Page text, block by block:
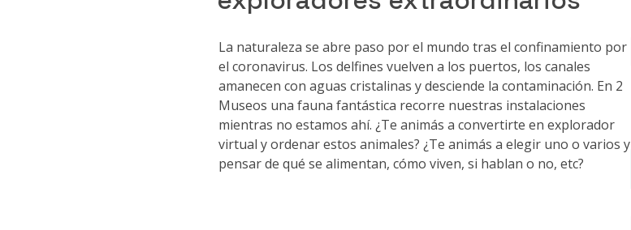
La naturaleza se abre paso por el mundo tras el confinamiento por
el coronavirus. Los delfines vuelven a los puertos, los canales
amanecen con aguas cristalinas y desciende la contaminación. En 2
Museos una fauna fantástica recorre nuestras instalaciones
mientras no estamos ahí. ¿Te animás a convertirte en explorador
virtual y ordenar estos animales? ¿Te animás a elegir uno o varios y
pensar de qué se alimentan, cómo viven, si hablan o no, etc?